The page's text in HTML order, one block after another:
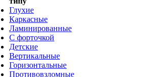
Глухие
Каркасные
Ламинированные
С форточкой
Детские
Вертикальные
Горизонтальные
Противовзломные